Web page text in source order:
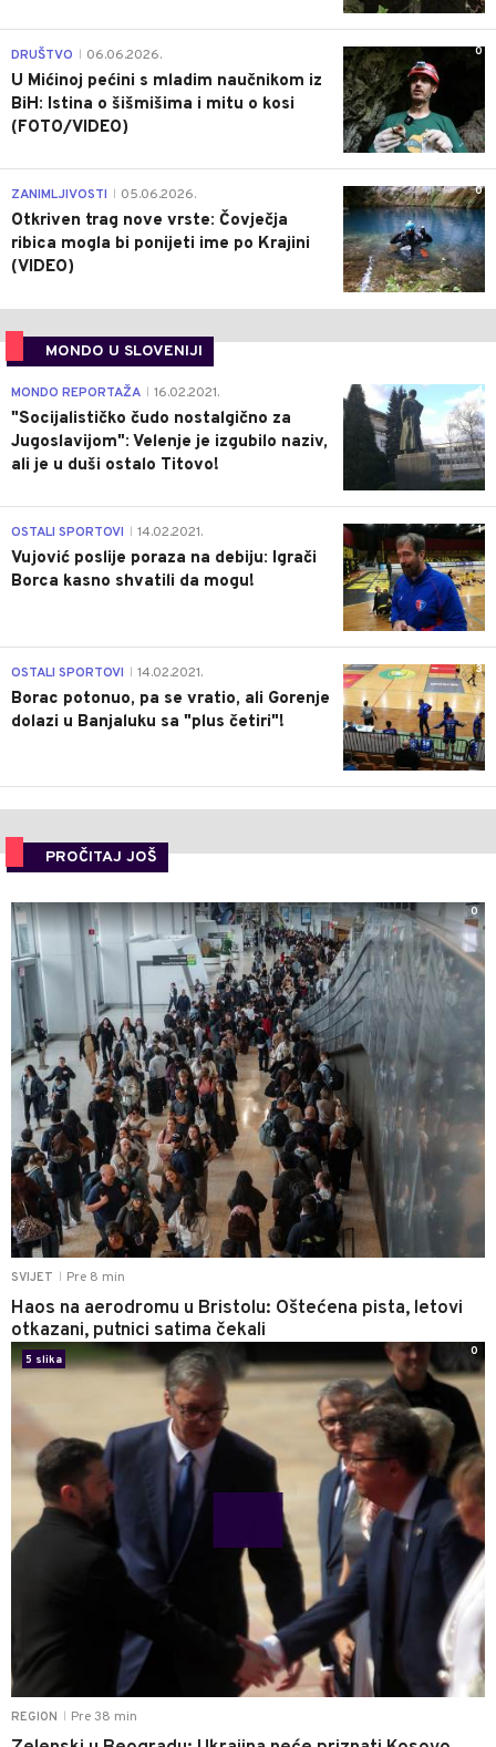
0
DRUŠTVO 06.06.2026.
U Mićinoj pećini s mladim naučnikom iz
BiH: Istina o šišmišima i mitu o kosi
(FOTO/VIDEO)
0
ZANIMLJIVOSTI 05.06.2026.
Otkriven trag nove vrste: Čovječja
ribica mogla bi ponijeti ime po Krajini
(VIDEO)
MONDO U SLOVENIJI
4
MONDO REPORTAŽA 16.02.2021.
"Socijalističko čudo nostalgično za
Jugoslavijom": Velenje je izgubilo naziv,
ali je u duši ostalo Titovo!
1
OSTALI SPORTOVI 14.02.2021.
Vujović poslije poraza na debiju: Igrači
Borca kasno shvatili da mogu!
3
OSTALI SPORTOVI 14.02.2021.
Borac potonuo, pa se vratio, ali Gorenje
dolazi u Banjaluku sa "plus četiri"!
PROČITAJ JOŠ
SVIJET Pre 8 min
Haos na aerodromu u Bristolu: Oštećena pista, letovi
otkazani, putnici satima čekali
0
REGION Pre 38 min
5 slika
0